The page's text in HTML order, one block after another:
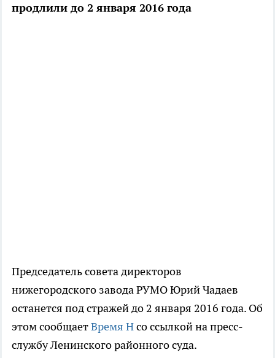
продлили до 2 января 2016 года
Председатель совета директоров
нижегородского завода РУМО Юрий Чадаев
останется под стражей до 2 января 2016 года. Об
этом сообщаетВремя Нсо ссылкой на пресс-
службу Ленинского районного суда.